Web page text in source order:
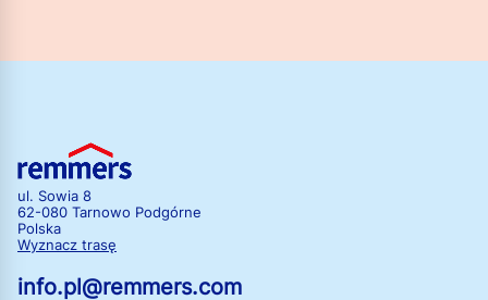
ul. Sowia 8
62-080 Tarnowo Podgórne
Polska
Wyznacz trasę
info.pl@remmers.com